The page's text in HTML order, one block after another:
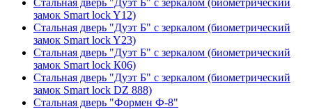
замок Smart lock Y12)
Стальная дверь "Дуэт Б" с зеркалом (биометрический
замок Smart lock Y23)
Стальная дверь "Дуэт Б" с зеркалом (биометрический
замок Smart lock К06)
Стальная дверь "Дуэт Б" с зеркалом (биометрический
замок Smart lock DZ 888)
Стальная дверь "Формен Ф-8"